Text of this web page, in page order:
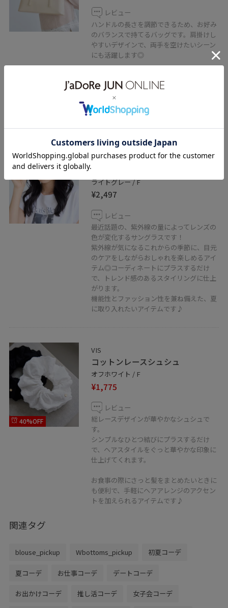
レビュー
ハンドルの長さを調節できるため、お好み
のバランスで持てるバッグです。肩掛けし
やすいデザインで、両手を空けたいシーン
にも活躍します◎
られる仕様で、収納したアイテムを整理し
やすく、デイリー使いにぴったりのバッグ
です！
VIS
調光レンズ/ボストン型カラーファ
ライトグレー / F
¥2,497
レビュー
最近話題の、紫外線の量によってレンズの
色が変化するサングラスです！
紫外線が気になるこれからの季節に、目元
のケアをしながらおしゃれを楽しめるアイ
テム◎コーディネートにプラスするだけ
で、トレンド感のあるスタイリングに仕上
がります。
機能性とファッション性を兼ね備えた、夏
に取り入れたいアイテムです♪
40%OFF
VIS
コットンレースシュシュ
オフホワイト / F
¥1,775
レビュー
総レースデザインが華やかなシュシュで
す。
シンプルなひとつ結びにプラスするだけ
で、ヘアスタイルをぐっと華やかな印象に
仕上げてくれます。
お食事の際にさっと髪をまとめたいときに
も便利で、手軽にヘアアレンジのアクセン
トを加えられるアイテムです♪
関連タグ
blouse_pickup Wbottoms_pickup 初夏コーデ
夏コーデ お仕事コーデ デートコーデ
お出かけコーデ 推し活コーデ 女子会コーデ